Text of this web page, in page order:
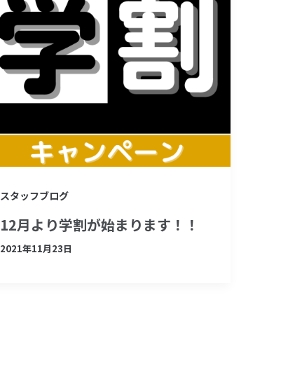
スタッフブログ
12月より学割が始まります！！
2021年11月23日